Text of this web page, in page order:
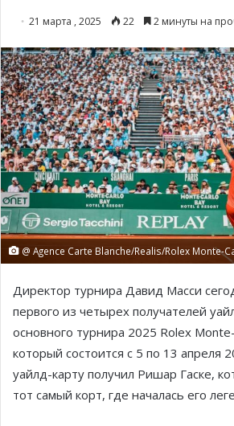
21 марта , 2025 22 2 минуты на
@ Agence Carte Blanche/Realis/Rolex Monte-
Директор турнира Давид Масси
первого из четырех получателей
основного турнира 2025 Rolex
который состоится с 5 по 13 апреля
уайлд-карту получил Ришар Гаске,
тот самый корт, где началась его